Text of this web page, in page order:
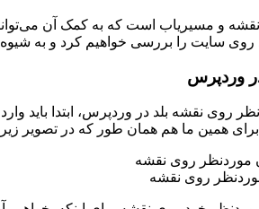
و مسیریاب است که به کمک آن می‌توانید
روی سایت را بررسی خواهیم کرد و به
وردپرس
روی نقشه بلد در وردپرس، ابتدا باید
همین ما هم همان طور که در تصویر
روی نقشه